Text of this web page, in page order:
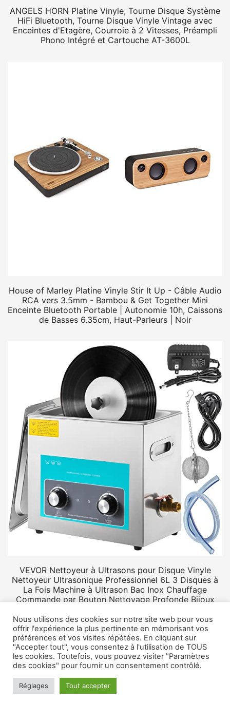
ANGELS HORN Platine Vinyle, Tourne Disque Système
HiFi Bluetooth, Tourne Disque Vinyle Vintage avec
Enceintes d'Etagère, Courroie à 2 Vitesses, Préampli
Phono Intégré et Cartouche AT-3600L
House of Marley Platine Vinyle Stir It Up - Câble Audio
RCA vers 3.5mm - Bambou & Get Together Mini
Enceinte Bluetooth Portable | Autonomie 10h, Caissons
de Basses 6.35cm, Haut-Parleurs | Noir
VEVOR Nettoyeur à Ultrasons pour Disque Vinyle
Nettoyeur Ultrasonique Professionnel 6L 3 Disques à
La Fois Machine à Ultrason Bac Inox Chauffage
Commande par Bouton Nettoyage Profonde Bijoux
© 2026 Rangement vinyle.Mentions légales
Nous utilisons des cookies sur notre site web pour vous
offrir l'expérience la plus pertinente en mémorisant vos
préférences et vos visites répétées. En cliquant sur
"Accepter tout", vous consentez à l'utilisation de TOUS
les cookies. Toutefois, vous pouvez visiter "Paramètres
des cookies" pour fournir un consentement contrôlé.
Réglages Tout accepter